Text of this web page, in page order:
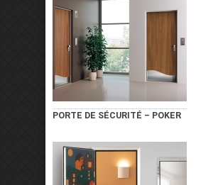
PORTE DE SÉCURITÉ – POKER